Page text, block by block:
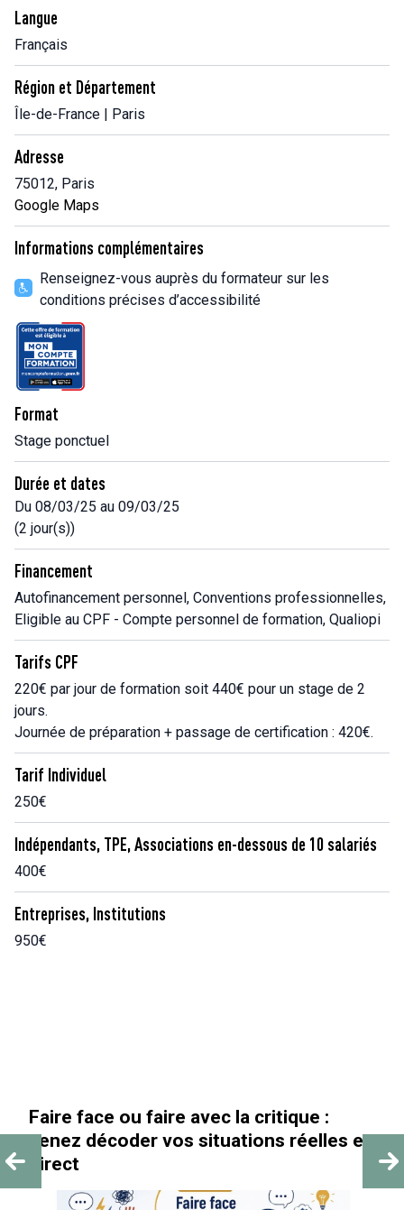
Langue
Français
Région et Département
Île-de-France | Paris
Adresse
75012, Paris
Google Maps
Informations complémentaires
Renseignez-vous auprès du formateur sur les
conditions précises d’accessibilité
Format
Stage ponctuel
Durée et dates
Du 08/03/25 au 09/03/25
(2 jour(s))
Financement
Autofinancement personnel, Conventions professionnelles,
Eligible au CPF - Compte personnel de formation, Qualiopi
Tarifs CPF
220€ par jour de formation soit 440€ pour un stage de 2
jours.
Journée de préparation + passage de certification : 420€.
Tarif Individuel
250€
Indépendants, TPE, Associations en-dessous de 10 salariés
400€
Entreprises, Institutions
950€
en
« Au-delà des paillettes »